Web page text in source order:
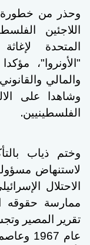
وحذر من خطورة
اللاجئين
المتحدة
"الأونروا"،
والمالي
وشاهدا على
الفلسطينيين.
وختم ذياب
لاستنهاض
الاحتلال
ممارسة حقوقه
تقرير المصير
عام